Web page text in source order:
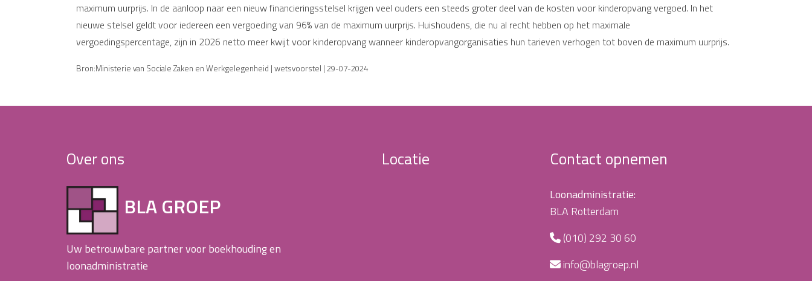
maximum uurprijs. In de aanloop naar een nieuw financieringsstelsel krijgen veel ouders een steeds groter deel van de kosten voor kinderopvang vergoed. In het
nieuwe stelsel geldt voor iedereen een vergoeding van 96% van de maximum uurprijs. Huishoudens, die nu al recht hebben op het maximale
vergoedingspercentage, zijn in 2026 netto meer kwijt voor kinderopvang wanneer kinderopvangorganisaties hun tarieven verhogen tot boven de maximum uurprijs.
Bron:Ministerie van Sociale Zaken en Werkgelegenheid | wetsvoorstel | 29-07-2024
Over ons
BLA GROEP
Uw betrouwbare partner voor boekhouding en
loonadministratie
Locatie Contact opnemen
Loonadministratie:
BLA Rotterdam
(010) 292 30 60
info@blagroep.nl